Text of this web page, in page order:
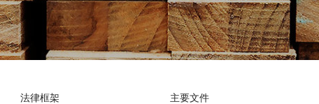
法律框架 主要文件